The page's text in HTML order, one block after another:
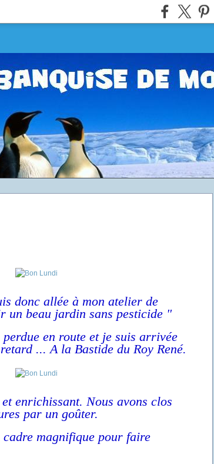
donc allée à mon atelier de
un beau jardin sans pesticide "
en route et je suis arrivée
... A la Bastide du Roy René.
enrichissant. Nous avons clos
par un goûter.
magnifique pour faire